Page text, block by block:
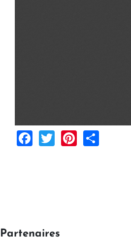
Facebook
TwitterPinterest
Partenaires